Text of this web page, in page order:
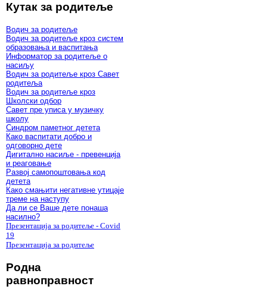
Кутак за родитеље
Водич за родитеље
Водич за родитеље кроз систем
образовања и васпитања
Информатор за родитеље о
насиљу
Водич за родитеље кроз Савет
родитеља
Водич за родитеље кроз
Школски одбор
Савет пре уписа у музичку
школу
Синдром паметног детета
Како васпитати добро и
одговорно дете
Дигитално насиље - превенција
и реаговање
Развој самопоштовања код
детета
Како смањити негативне утицаје
треме на наступу
Да ли се Ваше дете понаша
насилно?
Презентација за родитеље - Covid
19
Презентација за родитеље
Родна
равноправност